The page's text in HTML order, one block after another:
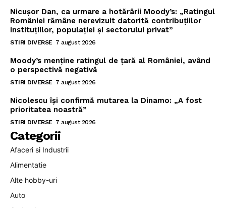
Nicușor Dan, ca urmare a hotărârii Moody’s: „Ratingul
României rămâne nerevizuit datorită contribuțiilor
instituțiilor, populației și sectorului privat”
STIRI DIVERSE 7 august 2026
Moody’s menține ratingul de țară al României, având
o perspectivă negativă
STIRI DIVERSE 7 august 2026
Nicolescu își confirmă mutarea la Dinamo: „A fost
prioritatea noastră”
STIRI DIVERSE 7 august 2026
Categorii
Afaceri si Industrii
Alimentatie
Alte hobby-uri
Auto